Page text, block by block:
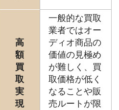
高
額
買
取
実
現
一般的な買取
業者ではオー
ディオ商品の
価値の見極め
が難しく、買
取価格が低く
なることや販
売ルートが限